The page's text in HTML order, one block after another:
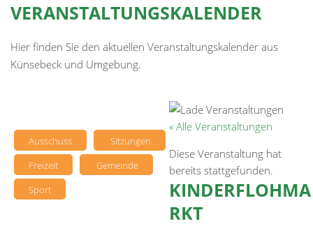
VERANSTALTUNGSKALENDER
Hier finden Sie den aktuellen Veranstaltungskalender aus
Künsebeck und Umgebung.
Ausschuss
Sitzungen
Freizeit
Gemeinde
Sport
« Alle Veranstaltungen
Diese Veranstaltung hat
bereits stattgefunden.
KINDERFLOHMA
RKT